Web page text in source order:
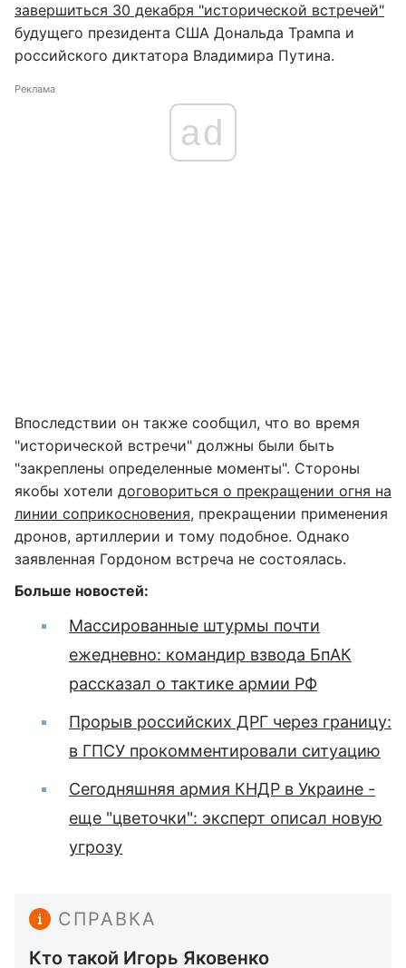
завершиться 30 декабря "исторической встречей"
будущего президента США Дональда Трампа и
российского диктатора Владимира Путина.
Реклама
ad
Впоследствии он также сообщил, что во время
"исторической встречи" должны были быть
"закреплены определенные моменты". Стороны
якобы хотели договориться о прекращении огня на
линии соприкосновения, прекращении применения
дронов, артиллерии и тому подобное. Однако
заявленная Гордоном встреча не состоялась.
Больше новостей:
Массированные штурмы почти
ежедневно: командир взвода БпАК
рассказал о тактике армии РФ
Прорыв российских ДРГ через границу:
в ГПСУ прокомментировали ситуацию
Сегодняшняя армия КНДР в Украине -
еще "цветочки": эксперт описал новую
угрозу
СПРАВКА
Кто такой Игорь Яковенко